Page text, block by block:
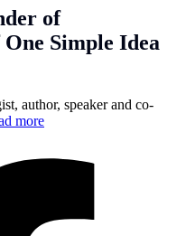
of
Simple Idea
author, speaker and co-
more